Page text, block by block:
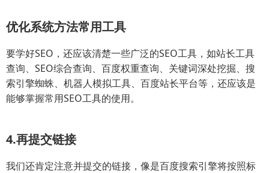
优化系统方法常用工具
要学好SEO，还应该清楚一些广泛的SEO工具，如站长工具
查询、SEO综合查询、百度权重查询、关键词深处挖掘、搜
索引擎蜘蛛、机器人模拟工具、百度站长平台等，还应该是
能够掌握常用SEO工具的使用。
4.再提交链接
我们还肯定注意并提交的链接，像是百度搜索引擎将按照标